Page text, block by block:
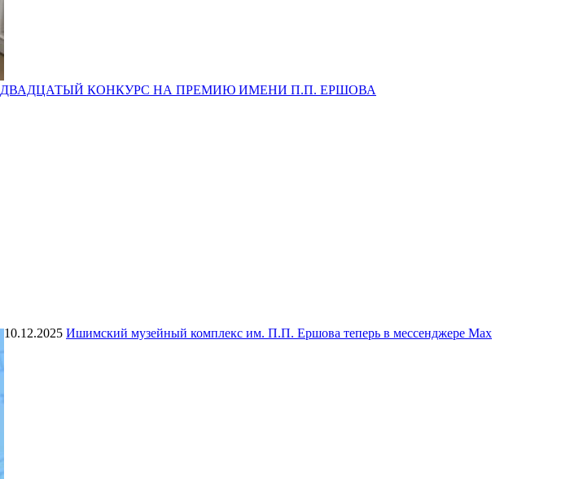
ДВАДЦАТЫЙ КОНКУРС НА ПРЕМИЮ ИМЕНИ П.П. ЕРШОВА
10.12.2025 Ишимский музейный комплекс им. П.П. Ершова теперь в мессенджере Max